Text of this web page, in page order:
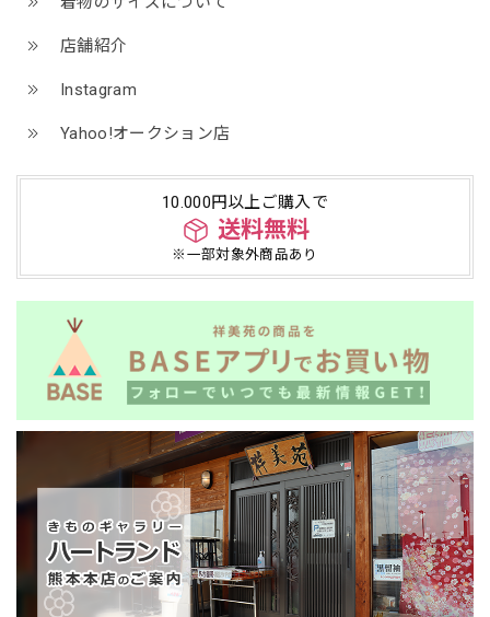
店舗紹介
Instagram
Yahoo!オークション店
10.000円以上ご購入で
送料無料
※一部対象外商品あり